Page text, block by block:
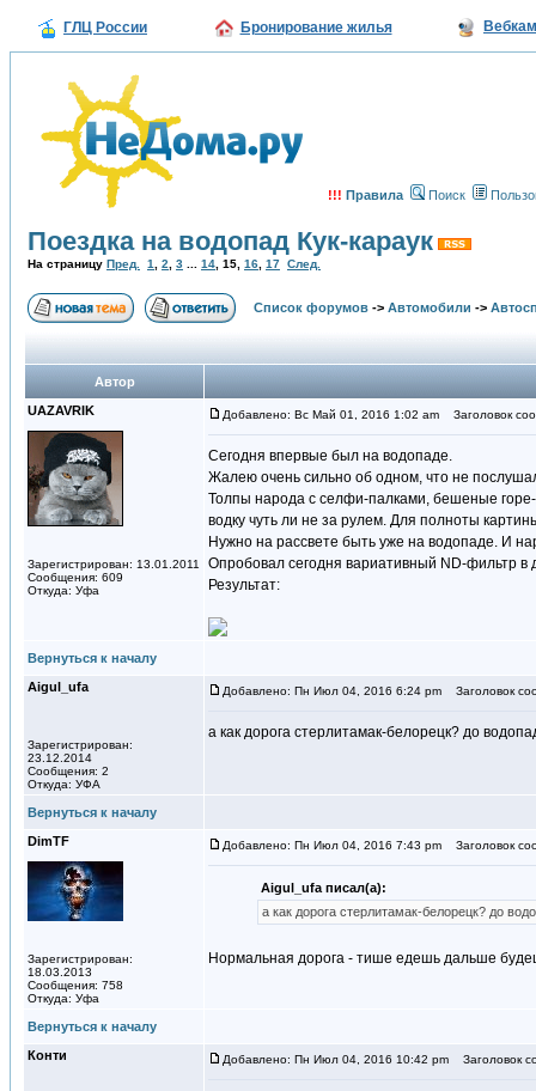
ГЛЦ России Бронирование жилья
!!! Правила Поиск
Поездка на водопад Кук-караук
На страницу Пред. 1 2 3 14 15 16 17 След.
Список форумов -> Автомобили ->
Автор
UAZAVRIK
Зарегистрирован: 13.01.2011
Сообщения: 609
Откуда: Уфа
Добавлено: Вс Май 01, 2016 1:02 am Заголовок
Сегодня впервые был на водопаде.
Жалею очень сильно об одном, что не
Толпы народа с селфи-палками, бешеные
водку чуть ли не за рулем. Для полноты
Нужно на рассвете быть уже на водопаде. И
Опробовал сегодня вариативный ND-фильтр в
Результат:
Вернуться к началу
Aigul_ufa
Зарегистрирован:
23.12.2014
Сообщения: 2
Откуда: УФА
Добавлено: Пн Июл 04, 2016 6:24 pm Заголовок
а как дорога стерлитамак-белорецк? до
Вернуться к началу
DimTF
Зарегистрирован:
18.03.2013
Сообщения: 758
Откуда: Уфа
Добавлено: Пн Июл 04, 2016 7:43 pm Заголовок
Aigul_ufa писал(а):
а как дорога стерлитамак-белорецк? до
Нормальная дорога - тише едешь дальше
Вернуться к началу
Конти
Добавлено: Пн Июл 04, 2016 10:42 pm Заголовок